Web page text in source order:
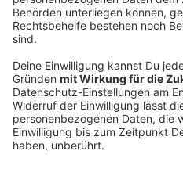
Senioren-Wohnanlage
In einer Wohnanlage für
Dachgeschoss. Die
verlassen.